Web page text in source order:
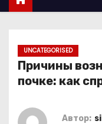
UNCATEGORISED
Причины
почке: как
Автор: